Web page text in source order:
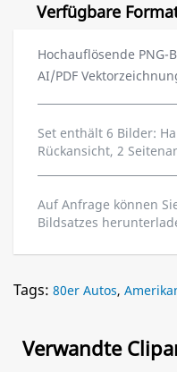
Verfügbare
Hochauflösende PNG-
AI/PDF
Set enthält 6 Bilder:
Rückansicht, 2
Auf Anfrage können
Bildsatzes
Tags: 80er Autos,
Verwandte